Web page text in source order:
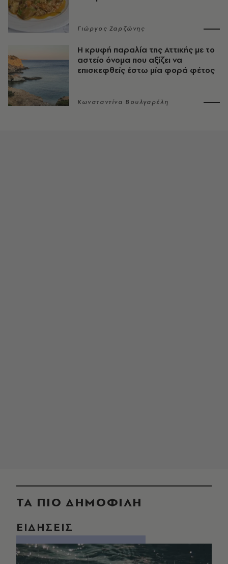
Γιώργος Ζαρζώνης
Η κρυφή παραλία της Αττικής με το
αστείο όνομα που αξίζει να
επισκεφθείς έστω μία φορά φέτος
Κωνσταντίνα Βουλγαρέλη
ΤΑ ΠΙΟ ΔΗΜΟΦΙΛΗ
ΕΙΔΗΣΕΙΣ